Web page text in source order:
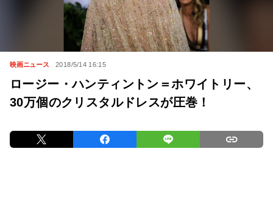
映画ニュース 2018/5/14 16:15
ロージー・ハンティントン＝ホワイトリー、
30万個のクリスタルドレスが圧巻！